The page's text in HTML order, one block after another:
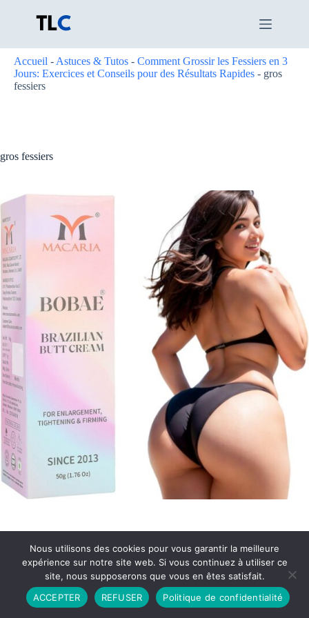
Accueil - Astuces & Tutos - Comment Grossir les Fessiers en 3
Jours: Exercices et Conseils pour des Résultats Rapides - gros
fessiers
gros fessiers
Partenariat Contact
Politique de Confidentialité
CGU
Copyright © 2026 - Propulsé par DIEUDUDIABLE
Nous utilisons des cookies pour vous garantir la meilleure
expérience sur notre site web. Si vous continuez à utiliser ce
site, nous supposerons que vous en êtes satisfait.
ACCEPTER
REFUSER Politique de confidentialité